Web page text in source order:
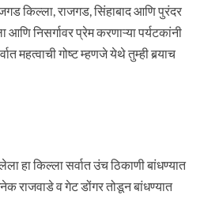
किल्ला, राजगड, सिंहाबाद आणि पुरंदर
आणि निसर्गावर प्रेम करणाऱ्या पर्यटकांनी
महत्वाची गोष्ट म्हणजे येथे तुम्ही बर्‍याच
हा किल्ला सर्वात उंच ठिकाणी बांधण्यात
राजवाडे व गेट डोंगर तोडून बांधण्यात